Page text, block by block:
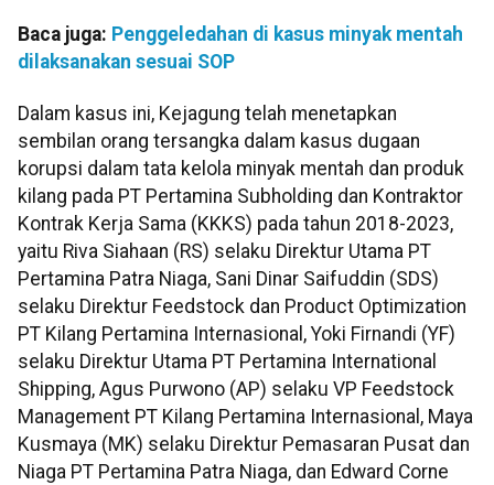
Baca juga: Penggeledahan di kasus minyak mentah
dilaksanakan sesuai SOP
Dalam kasus ini, Kejagung telah menetapkan
sembilan orang tersangka dalam kasus dugaan
korupsi dalam tata kelola minyak mentah dan produk
kilang pada PT Pertamina Subholding dan Kontraktor
Kontrak Kerja Sama (KKKS) pada tahun 2018-2023,
yaitu Riva Siahaan (RS) selaku Direktur Utama PT
Pertamina Patra Niaga, Sani Dinar Saifuddin (SDS)
selaku Direktur Feedstock dan Product Optimization
PT Kilang Pertamina Internasional, Yoki Firnandi (YF)
selaku Direktur Utama PT Pertamina International
Shipping, Agus Purwono (AP) selaku VP Feedstock
Management PT Kilang Pertamina Internasional, Maya
Kusmaya (MK) selaku Direktur Pemasaran Pusat dan
Niaga PT Pertamina Patra Niaga, dan Edward Corne